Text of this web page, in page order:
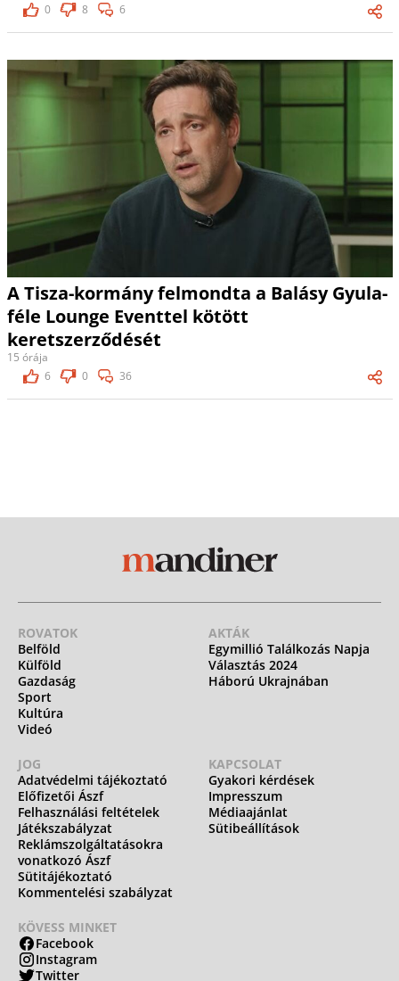
0
8 6
A Tisza-kormány felmondta a Balásy Gyula-
féle Lounge Eventtel kötött
keretszerződését
15 órája
6
0 36
ROVATOK
Belföld
Külföld
Gazdaság
Sport
Kultúra
Videó
AKTÁK
Egymillió Találkozás Napja
Választás 2024
Háború Ukrajnában
JOG
Adatvédelmi tájékoztató
Előfizetői Ászf
Felhasználási feltételek
Játékszabályzat
Reklámszolgáltatásokra
vonatkozó Ászf
Sütitájékoztató
Kommentelési szabályzat
KAPCSOLAT
Gyakori kérdések
Impresszum
Médiaajánlat
Sütibeállítások
KÖVESS MINKET
Facebook
Instagram
Twitter